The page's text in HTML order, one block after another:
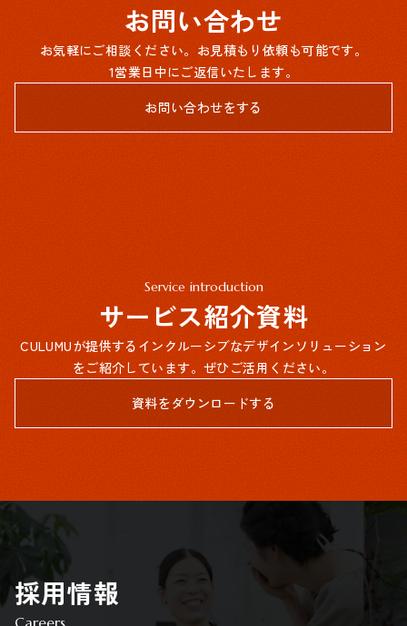
お問い合わせ
お気軽にご相談ください。お見積もり依頼も可能です。
1営業日中にご返信いたします。
お問い合わせをする
Service introduction
サービス紹介資料
CULUMUが提供するインクルーシブなデザインソリューション
をご紹介しています。ぜひご活用ください。
資料をダウンロードする
採用情報
Careers